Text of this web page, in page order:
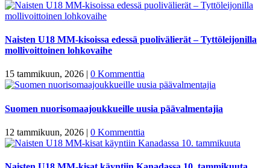
Naisten U18 MM-kisoissa edessä puolivälierät – Tyttöleijonilla
mollivoittoinen lohkovaihe
15 tammikuun, 2026 | 0 Kommenttia
Suomen nuorisomaajoukkueille uusia päävalmentajia
12 tammikuun, 2026 | 0 Kommenttia